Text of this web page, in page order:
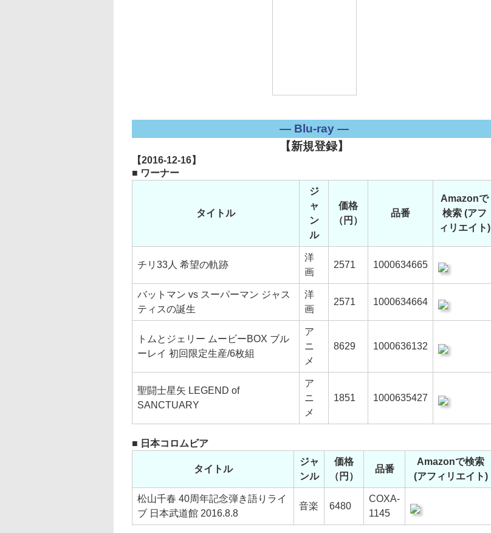
― Blu-ray ―
【新規登録】
【2016-12-16】
■ ワーナー
タイトル
ジ
ャ
ン
ル
価格
（円）
品番
Amazonで
検索 (アフ
ィリエイト)
チリ33人 希望の軌跡
洋
画
2571 1000634665
バットマン vs スーパーマン ジャス
ティスの誕生
洋
画
2571 1000634664
トムとジェリー ムービーBOX ブル
ーレイ 初回限定生産/6枚組
ア
ニ
メ
8629 1000636132
聖闘士星矢 LEGEND of
SANCTUARY
ア
ニ
メ
1851 1000635427
■ 日本コロムビア
タイトル
ジャ
ンル
価格
（円）
品番
Amazonで検索
(アフィリエイト)
松山千春 40周年記念弾き語りライ
ブ 日本武道館 2016.8.8
音楽 6480
COXA-
1145